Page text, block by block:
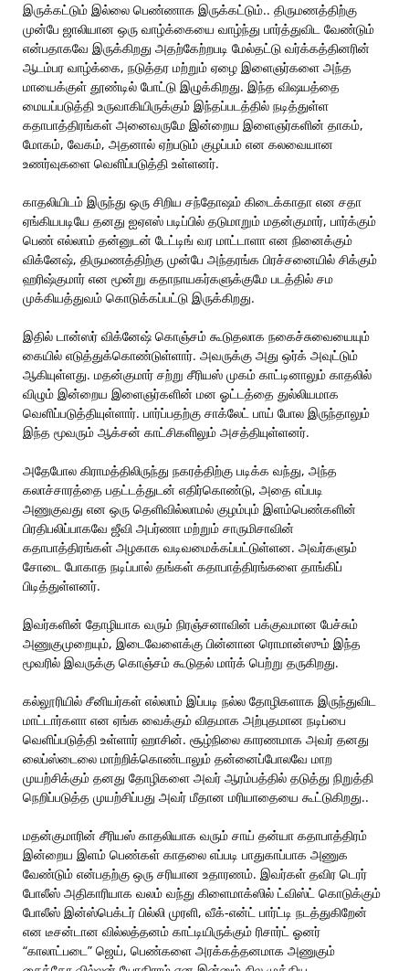
இருக்கட்டும் இல்லை பெண்ணாக இருக்கட்டும்.. திருமணத்திற்கு
முன்பே ஜாலியான ஒரு வாழ்க்கையை வாழ்ந்து பார்த்துவிட வேண்டும்
என்பதாகவே இருக்கிறது அதற்கேற்றபடி மேல்தட்டு வர்க்கத்தினரின்
ஆடம்பர வாழ்க்கை, நடுத்தர மற்றும் ஏழை இளைஞர்களை அந்த
மாயைக்குள் தூண்டில் போட்டு இழுக்கிறது. இந்த விஷயத்தை
மையப்படுத்தி உருவாகியிருக்கும் இந்தப்படத்தில் நடித்துள்ள
கதாபாத்திரங்கள் அனைவருமே இன்றைய இளைஞர்களின் தாகம்,
மோகம், வேகம், அதனால் ஏற்படும் குழப்பம் என கலவையான
உணர்வுகளை வெளிப்படுத்தி உள்ளனர்.
காதலியிடம் இருந்து ஒரு சிறிய சந்தோஷம் கிடைக்காதா என சதா
ஏங்கியபடியே தனது ஐஏஎஸ் படிப்பில் தடுமாறும் மதன்குமார், பார்க்கும்
பெண் எல்லாம் தன்னுடன் டேட்டிங் வர மாட்டாளா என நினைக்கும்
விக்னேஷ், திருமணத்திற்கு முன்பே அந்தரங்க பிரச்சனையில் சிக்கும்
ஹரிஷ்குமார் என மூன்று கதாநாயகர்களுக்குமே படத்தில் சம
முக்கியத்துவம் கொடுக்கப்பட்டு இருக்கிறது.
இதில் டான்ஸர் விக்னேஷ் கொஞ்சம் கூடுதலாக நகைச்சுவையையும்
கையில் எடுத்துக்கொண்டுள்ளார். அவருக்கு அது ஒர்க் அவுட்டும்
ஆகியுள்ளது. மதன்குமார் சற்று சீரியஸ் முகம் காட்டினாலும் காதலில்
விழும் இன்றைய இளைஞர்களின் மன ஓட்டத்தை துல்லியமாக
வெளிப்படுத்தியுள்ளார். பார்ப்பதற்கு சாக்லேட் பாய் போல இருந்தாலும்
இந்த மூவரும் ஆக்சன் காட்சிகளிலும் அசத்தியுள்ளனர்.
அதேபோல கிராமத்திலிருந்து நகரத்திற்கு படிக்க வந்து, அந்த
கலாச்சாரத்தை பதட்டத்துடன் எதிர்கொண்டு, அதை எப்படி
அணுகுவது என ஒரு தெளிவில்லாமல் குழம்பும் இளம்பெண்களின்
பிரதிபலிப்பாகவே ஜீவி அபர்ணா மற்றும் சாருமிசாவின்
கதாபாத்திரங்கள் அழகாக வடிவமைக்கப்பட்டுள்ளன. அவர்களும்
சோடை போகாத நடிப்பால் தங்கள் கதாபாத்திரங்களை தாங்கிப்
பிடித்துள்ளனர்.
இவர்களின் தோழியாக வரும் நிரஞ்சனாவின் பக்குவமான பேச்சும்
அணுகுமுறையும், இடைவேளைக்கு பின்னான ரொமான்ஸும் இந்த
மூவரில் இவருக்கு கொஞ்சம் கூடுதல் மார்க் பெற்று தருகிறது.
கல்லூரியில் சீனியர்கள் எல்லாம் இப்படி நல்ல தோழிகளாக இருந்துவிட
மாட்டார்களா என ஏங்க வைக்கும் விதமாக அற்புதமான நடிப்பை
வெளிப்படுத்தி உள்ளார் ஹாசின். சூழ்நிலை காரணமாக அவர் தனது
லைப்ஸ்டைலை மாற்றிக்கொண்டாலும் தன்னைப்போலவே மாற
முயற்சிக்கும் தனது தோழிகளை அவர் ஆரம்பத்தில் தடுத்து நிறுத்தி
நெறிப்படுத்த முயற்சிப்பது அவர் மீதான மரியாதையை கூட்டுகிறது..
மதன்குமாரின் சீரியஸ் காதலியாக வரும் சாய் தன்யா கதாபாத்திரம்
இன்றைய இளம் பெண்கள் காதலை எப்படி பாதுகாப்பாக அணுக
வேண்டும் என்பதற்கு ஒரு சரியான உதாரணம். இவர்கள் தவிர டெரர்
போலீஸ் அதிகாரியாக வலம் வந்து கிளைமாக்ஸில் ட்விஸ்ட் கொடுக்கும்
போலீஸ் இன்ஸ்பெக்டர் பில்லி முரளி, வீக்-என்ட் பார்ட்டி நடத்துகிறேன்
என டீசன்டான வில்லத்தனம் காட்டியிருக்கும் ரிசார்ட் ஓனர்
“காலாட்படை” ஜெய், பெண்களை அரக்கத்தனமாக அணுகும்